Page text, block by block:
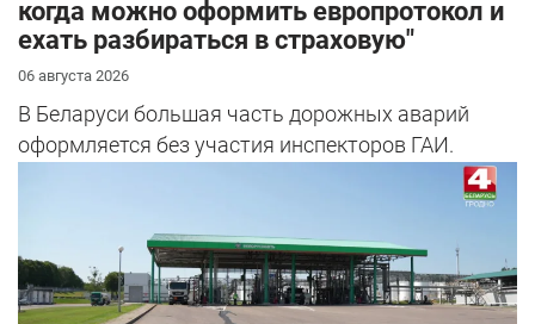
когда можно оформить европротокол и
ехать разбираться в страховую"
06 августа 2026
В Беларуси большая часть дорожных аварий
оформляется без участия инспекторов ГАИ.